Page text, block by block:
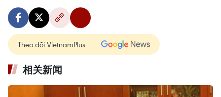
Theo dõi VietnamPlus
相关新闻